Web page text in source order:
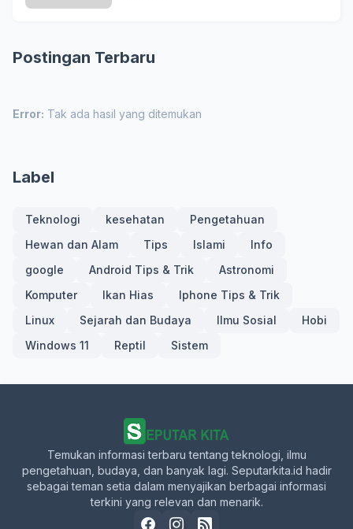
Postingan Terbaru
Error: Tak ada hasil yang ditemukan
Label
Teknologi kesehatan
Pengetahuan
Hewan dan Alam
Tips Islami
Info
google
Android Tips & Trik
Astronomi
Komputer
Ikan Hias
Iphone Tips & Trik
Linux
Sejarah dan Budaya Ilmu Sosial
Hobi
Windows 11
Reptil Sistem
Temukan informasi terbaru tentang teknologi, ilmu
pengetahuan, budaya, dan banyak lagi. Seputarkita.id hadir
sebagai teman setia dalam menyajikan berbagai informasi
terkini yang relevan dan menarik.